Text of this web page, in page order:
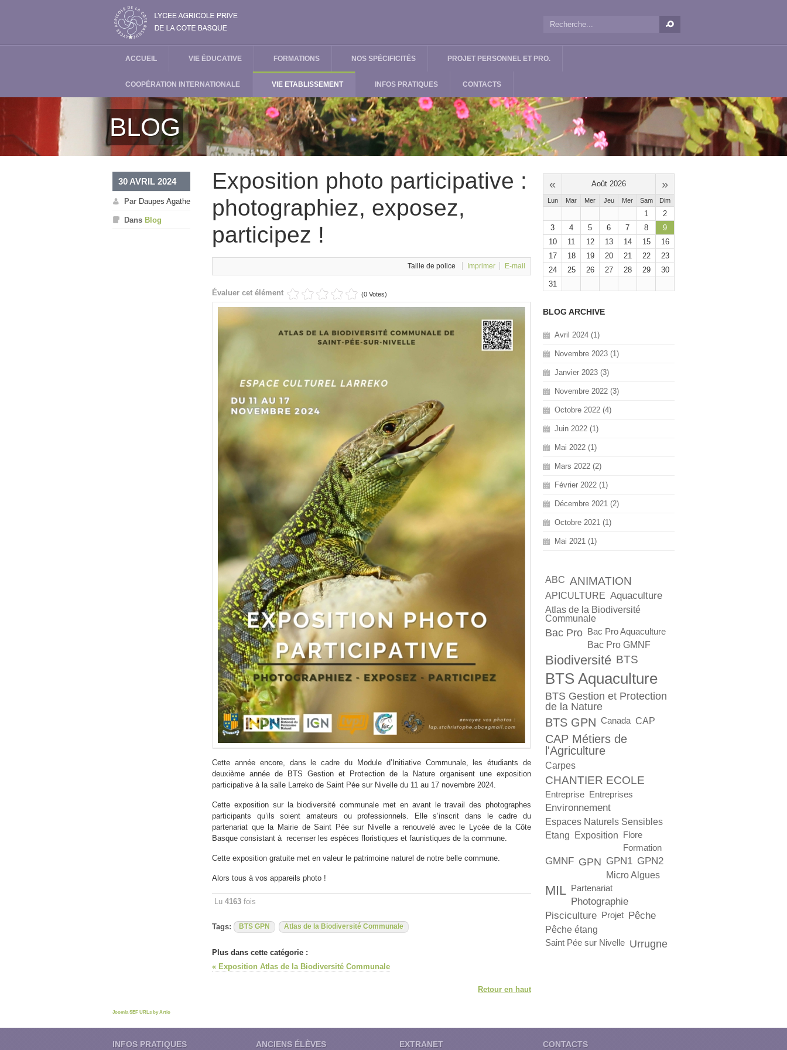
ACCUEIL VIE ÉDUCATIVE FORMATIONS NOS SPÉCIFICITÉS PROJET PERSONNEL ET PRO.
COOPÉRATION INTERNATIONALE VIE ETABLISSEMENT INFOS PRATIQUES CONTACTS
BLOG
Exposition photo participative :
photographiez, exposez,
participez !
30 AVRIL 2024
Par Daupes Agathe
Dans Blog
Taille de police Imprimer E-mail
Évaluer cet élément (0 Votes)
Cette année encore, dans le cadre du Module d’Initiative Communale, les étudiants de
deuxième année de BTS Gestion et Protection de la Nature organisent une exposition
participative à la salle Larreko de Saint Pée sur Nivelle du 11 au 17 novembre 2024.
Cette exposition sur la biodiversité communale met en avant le travail des photographes
participants qu’ils soient amateurs ou professionnels. Elle s’inscrit dans le cadre du
partenariat que la Mairie de Saint Pée sur Nivelle a renouvelé avec le Lycée de la Côte
Basque consistant à recenser les espèces floristiques et faunistiques de la commune.
Cette exposition gratuite met en valeur le patrimoine naturel de notre belle commune.
Alors tous à vos appareils photo !
Lu 4163 fois
Tags: BTS GPN Atlas de la Biodiversité Communale
Plus dans cette catégorie :
« Exposition Atlas de la Biodiversité Communale
Retour en haut
Joomla SEF URLs by Artio
« Août 2026 »
Lun Mar Mer Jeu Mer Sam Dim
1
2
3
4 5 6 7 8
9
10
11 12 13 14 15
16
17
18 19 20 21 22
23
24
25 26 27 28 29
30
31
BLOG ARCHIVE
Avril 2024 (1)
Novembre 2023 (1)
Janvier 2023 (3)
Novembre 2022 (3)
Octobre 2022 (4)
Juin 2022 (1)
Mai 2022 (1)
Mars 2022 (2)
Février 2022 (1)
Décembre 2021 (2)
Octobre 2021 (1)
Mai 2021 (1)
ABC ANIMATION
APICULTURE Aquaculture
Atlas de la Biodiversité
Communale
Bac Pro Bac Pro Aquaculture
Bac Pro GMNF
Biodiversité BTS
BTS Aquaculture
BTS Gestion et Protection
de la Nature
BTS GPN Canada CAP
CAP Métiers de
l'Agriculture
Carpes
CHANTIER ECOLE
Entreprise Entreprises
Environnement
Espaces Naturels Sensibles
Etang
Exposition
Flore
Formation
GMNF GPN GPN1 GPN2
Micro Algues
MIL Partenariat
Photographie
Pisciculture
Projet Pêche
Pêche étang
Saint Pée sur Nivelle Urrugne
INFOS PRATIQUES ANCIENS ÉLÈVES EXTRANET CONTACTS